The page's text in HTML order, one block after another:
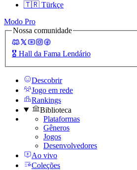
🇹🇷 Türkçe
Modo Pro
Nossa comunidade
🎖️ Hall da Fama Lendário
Descobrir
Jogo em rede
Rankings
Biblioteca
Plataformas
Gêneros
Jogos
Desenvolvedores
Ao vivo
Coleções